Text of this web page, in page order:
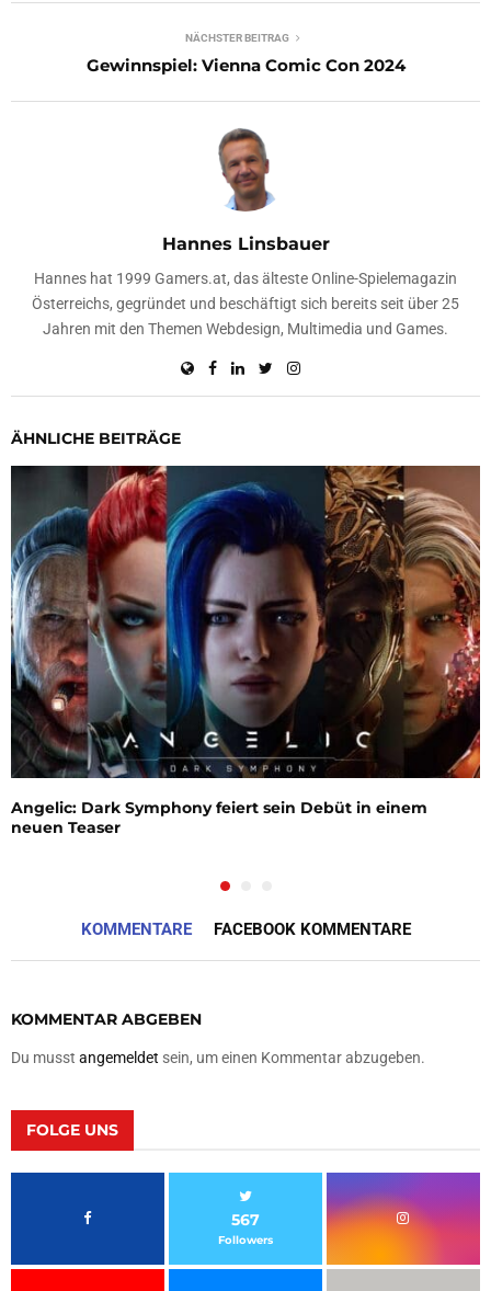
NÄCHSTER BEITRAG
Gewinnspiel: Vienna Comic Con 2024
Hannes Linsbauer
Hannes hat 1999 Gamers.at, das älteste Online-Spielemagazin
Österreichs, gegründet und beschäftigt sich bereits seit über 25
Jahren mit den Themen Webdesign, Multimedia und Games.
ÄHNLICHE BEITRÄGE
Angelic: Dark Symphony feiert sein Debüt in einem
neuen Teaser
KOMMENTARE FACEBOOK KOMMENTARE
KOMMENTAR ABGEBEN
Du musst angemeldet sein, um einen Kommentar abzugeben.
FOLGE UNS
567
Followers